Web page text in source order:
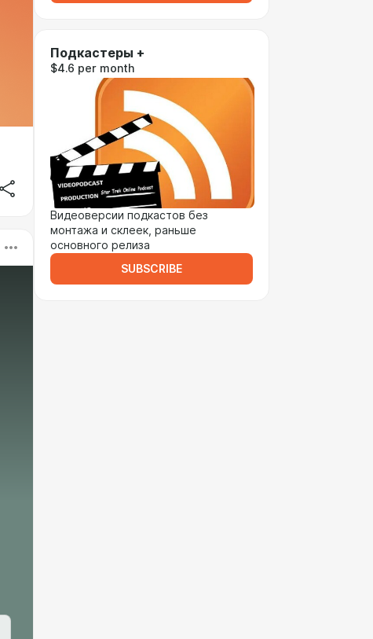
Подкастеры +
$4.6 per month
Видеоверсии подкастов без
монтажа и склеек, раньше
основного релиза
SUBSCRIBE